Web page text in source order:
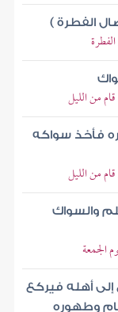
الفطرة )
من الليل
فأخذ سواكه
من الليل
والسواك
الجمعة
أهله فيركع
وطهوره